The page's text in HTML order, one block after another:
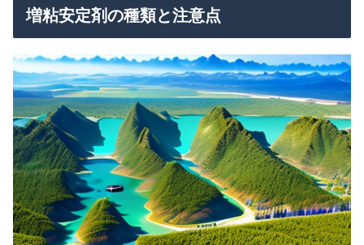
増粘安定剤の種類と注意点